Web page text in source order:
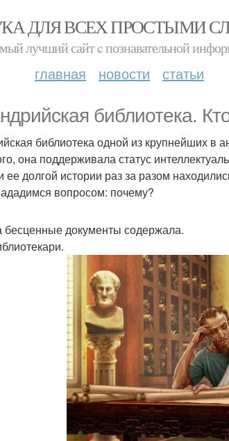
ДЛЯ ВСЕХ ПРОСТЫМИ
лучший сайт c познавательной
главная новости статьи
библиотека.
библиотека одной из крупнейших
она поддерживала статус
ее долгой истории раз за разом
вопросом: почему?
бесценные документы содержала.